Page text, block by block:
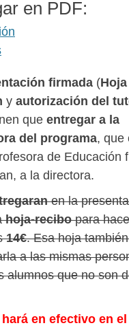
en PDF:
firmada (
y autorización del
que entregar a la
del programa, que
de Educación
a la directora.
en la
hoja-recibopara
14€. Esa hoja
a las mismas
alumnos que no son
en efectivo en el